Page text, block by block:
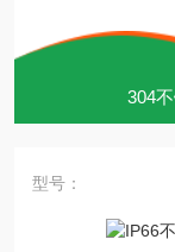
304
型号：